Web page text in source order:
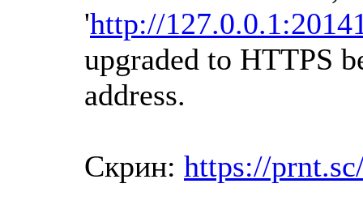
'http://
upgraded to HTTPS
address.
Скрин: https://